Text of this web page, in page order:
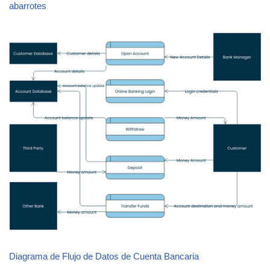
abarrotes
Diagrama de Flujo de Datos de Cuenta Bancaria